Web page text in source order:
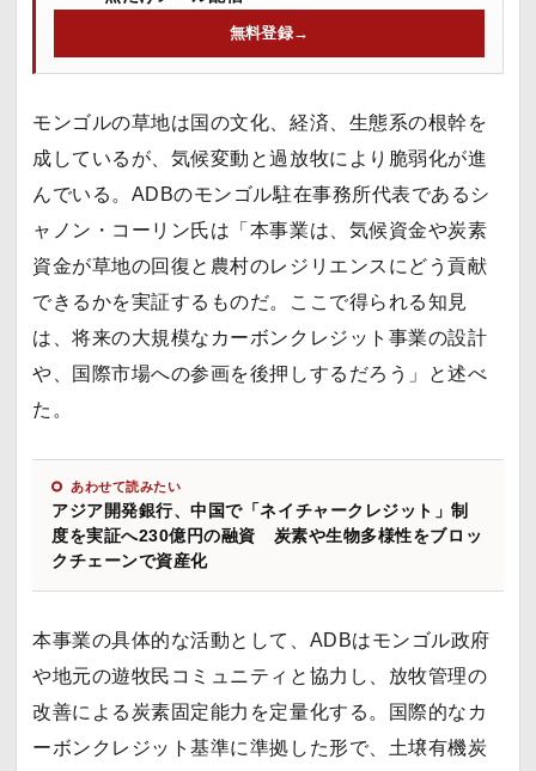
無料登録→
モンゴルの草地は国の文化、経済、生態系の根幹を
成しているが、気候変動と過放牧により脆弱化が進
んでいる。ADBのモンゴル駐在事務所代表であるシ
ャノン・コーリン氏は「本事業は、気候資金や炭素
資金が草地の回復と農村のレジリエンスにどう貢献
できるかを実証するものだ。ここで得られる知見
は、将来の大規模なカーボンクレジット事業の設計
や、国際市場への参画を後押しするだろう」と述べ
た。
あわせて読みたい
アジア開発銀行、中国で「ネイチャークレジット」制
度を実証へ230億円の融資 炭素や生物多様性をブロッ
クチェーンで資産化
本事業の具体的な活動として、ADBはモンゴル政府
や地元の遊牧民コミュニティと協力し、放牧管理の
改善による炭素固定能力を定量化する。国際的なカ
ーボンクレジット基準に準拠した形で、土壌有機炭